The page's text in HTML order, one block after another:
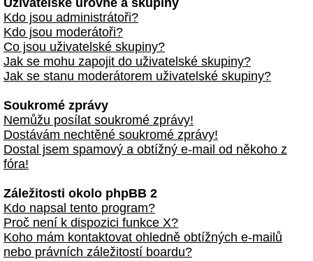
Uživatelské úrovně a skupiny
Kdo jsou administrátoři?
Kdo jsou moderátoři?
Co jsou uživatelské skupiny?
Jak se mohu zapojit do uživatelské skupiny?
Jak se stanu moderátorem uživatelské skupiny?
Soukromé zprávy
Nemůžu posílat soukromé zprávy!
Dostávám nechtěné soukromé zprávy!
Dostal jsem spamový a obtížný e-mail od někoho z
fóra!
Záležitosti okolo phpBB 2
Kdo napsal tento program?
Proč není k dispozici funkce X?
Koho mám kontaktovat ohledně obtížných e-mailů
nebo právních záležitostí boardu?